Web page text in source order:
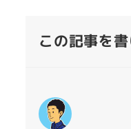
この記事を